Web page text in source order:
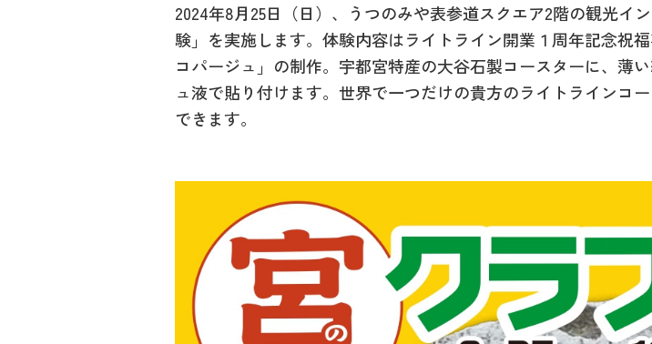
2024年8月25日（日）、うつのみや表参道スクエア2階の観光イ
験」を実施します。体験内容はライトライン開業１周年記念祝
コパージュ」の制作。宇都宮特産の大谷石製コースターに、薄
ュ液で貼り付けます。世界で一つだけの貴方のライトラインコ
できます。